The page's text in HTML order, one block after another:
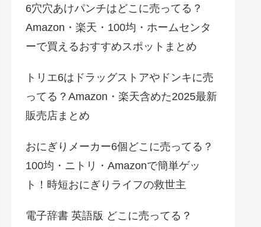
6穴穴あけパンチはどこに売ってる？
Amazon・楽天・100均・ホームセンタ
ーで買えるおすすめスポットまとめ
トリエ6はドラッグストアやドンキに売
ってる？Amazon・楽天含めた2025最新
販売店まとめ
おにぎりメーカー6個どこに売ってる？
100均・ニトリ・Amazonで簡単ゲッ
ト！時短おにぎりライフの救世主
電子辞書 英語版 どこに売ってる？